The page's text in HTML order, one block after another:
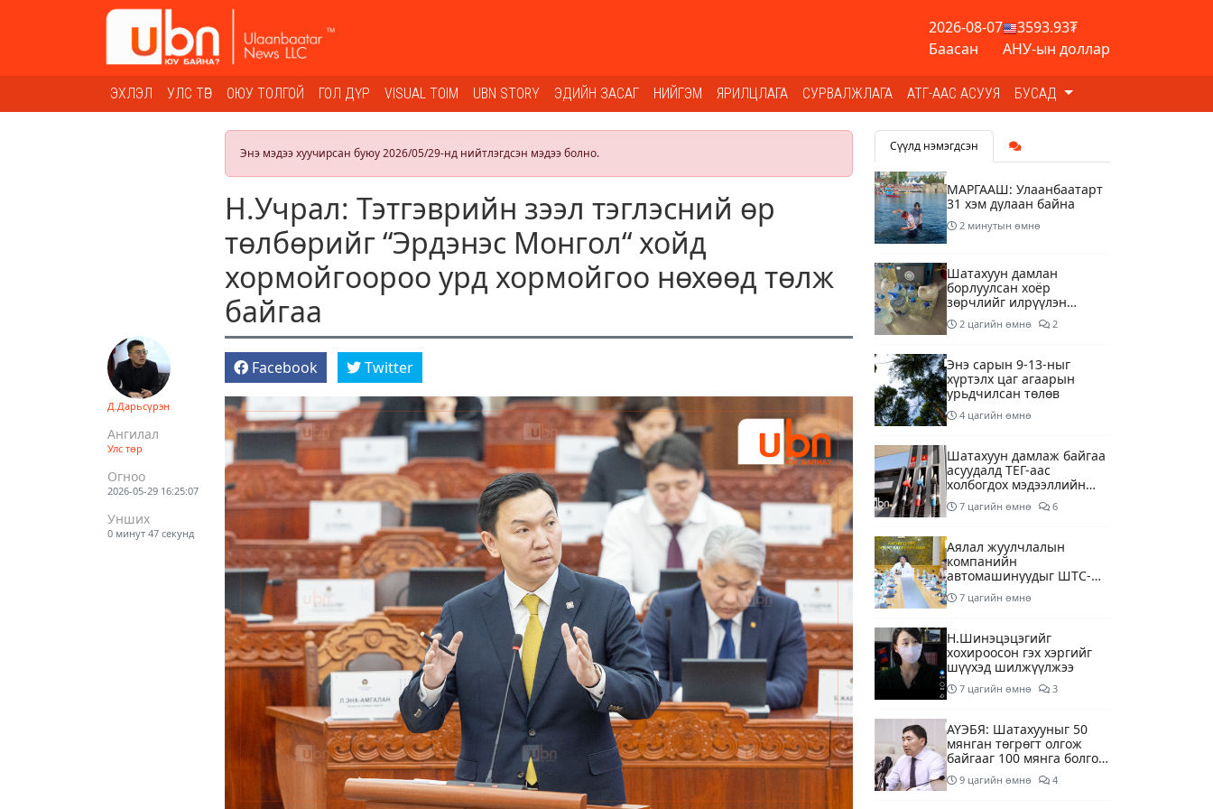
2026-08-07
Баасан
3593.93₮
АНУ-ын доллар
ЭХЛЭЛ УЛС ТӨР ОЮУ ТОЛГОЙ ГОЛ ДҮР VISUAL TOIM UBN STORY ЭДИЙН ЗАСАГ НИЙГЭМ ЯРИЛЦЛАГА СУРВАЛЖЛАГА АТГ-ААС АСУУЯ БУСАД
Энэ мэдээ хуучирсан буюу 2026/05/29-нд нийтлэгдсэн мэдээ болно.
Н.Учрал: Тэтгэврийн зээл тэглэсний өр
төлбөрийг “Эрдэнэс Монгол“ хойд
хормойгоороо урд хормойгоо нөхөөд төлж
байгаа
Д.Дарьсүрэн
Ангилал
Улс төр
Огноо
2026-05-29 16:25:07
Унших
0 минут 47 секунд
Facebook Twitter
Сүүлд нэмэгдсэн
МАРГААШ: Улаанбаатарт
31 хэм дулаан байна
2 минутын өмнө
Шатахуун дамлан
борлуулсан хоёр
зөрчлийг илрүүлэн
шалгаж байна
2 цагийн өмнө 2
Энэ сарын 9-13-ныг
хүртэлх цаг агаарын
урьдчилсан төлөв
4 цагийн өмнө
Шатахуун дамлаж байгаа
асуудалд ТЕГ-аас
холбогдох мэдээллийн
дагуу шалгалтын
ажиллагааг эрчимжүүлж
7 цагийн өмнө 6
Аялал жуулчлалын
компанийн
автомашинуудыг ШТС-
ууд хязгаарлалтгүйгээр
шатахуун олгох
7 цагийн өмнө
Н.Шинэцэцэгийг
хохироосон гэх хэргийг
шүүхэд шилжүүлжээ
7 цагийн өмнө 3
АҮЭБЯ: Шатахууныг 50
мянган төгрөгт олгож
байгааг 100 мянга болгож
нэмэгдүүлэхээр ажиллаж
байна
9 цагийн өмнө 4